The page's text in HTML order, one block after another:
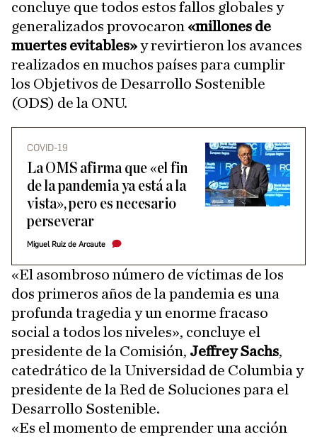
concluye que todos estos fallos globales y
generalizados provocaron «millones de
muertes evitables»y revirtieron los avances
realizados en muchos países para cumplir
los Objetivos de Desarrollo Sostenible
(ODS) de la ONU.
COVID-19
La OMS afirma que «el fin
de la pandemia ya está a la
vista», pero es necesario
perseverar
Miguel Ruiz de Arcaute
«El asombroso número de víctimas de los
dos primeros años de la pandemia es una
profunda tragedia y un enorme fracaso
social a todos los niveles», concluye el
presidente de la Comisión, Jeffrey Sachs,
catedrático de la Universidad de Columbia y
presidente de la Red de Soluciones para el
Desarrollo Sostenible.
«Es el momento de emprender una acción